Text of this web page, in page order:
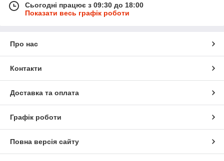
Сьогодні працює з 09:30 до 18:00
Показати весь графік роботи
Про нас
Контакти
Доставка та оплата
Графік роботи
Повна версія сайту